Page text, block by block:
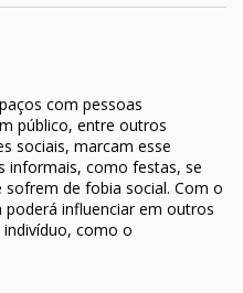
com pessoas
público, entre outros
sociais, marcam esse
informais, como festas, se
de fobia social. Com o
influenciar em outros
como o